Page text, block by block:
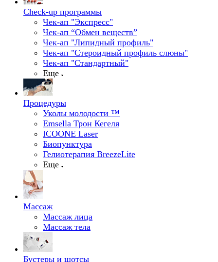
Check-up программы
Чек-ап "Экспресс"
Чек-ап “Обмен веществ”
Чек-ап "Липидный профиль"
Чек-ап "Стероидный профиль слюны"
Чек-ап "Стандартный"
Еще
Процедуры
Уколы молодости ™
Emsella Трон Кегеля
ICOONE Laser
Биопунктура
Гелиотерапия BreezeLite
Еще
Массаж
Массаж лица
Массаж тела
Бустеры и шотсы